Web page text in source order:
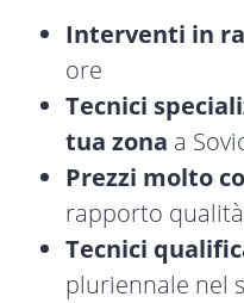
Interventi in
ore
Tecnici
tua zona a
Prezzi molto
rapporto
Tecnici
pluriennale nel